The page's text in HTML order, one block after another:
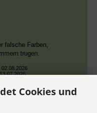
falsche Farben,
trugen.
02.08.2026
Cookies und